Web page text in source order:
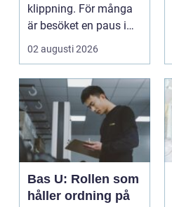
klippning. För många
är besöket en paus i
vardagen, ett s...
02 augusti 2026
Bas U: Rollen som
håller ordning på